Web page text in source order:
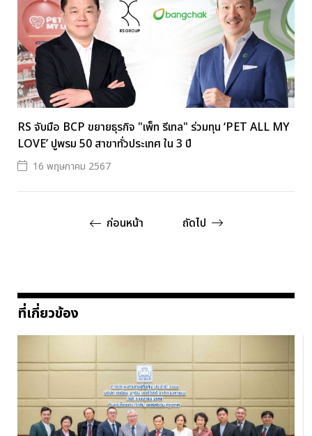
RS จับมือ BCP ขยายธุรกิจ "เพ็ท รีเทล" ร่วมทุน ‘PET ALL MY
LOVE’ ปูพรม 50 สาขาทั่วประเทศ ใน 3 ปี
16 พฤษภาคม 2567
ก่อนหน้า ถัดไป
ที่เกี่ยวข้อง